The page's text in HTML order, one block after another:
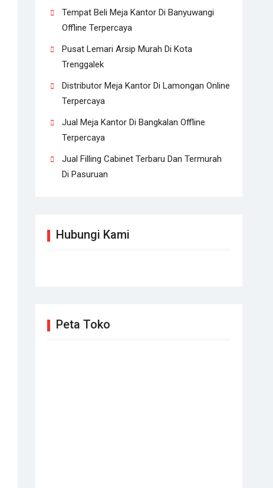
Tempat Beli Meja Kantor Di Banyuwangi
Offline Terpercaya
Pusat Lemari Arsip Murah Di Kota
Trenggalek
Distributor Meja Kantor Di Lamongan Online
Terpercaya
Jual Meja Kantor Di Bangkalan Offline
Terpercaya
Jual Filling Cabinet Terbaru Dan Termurah
Di Pasuruan
Hubungi Kami
Peta Toko